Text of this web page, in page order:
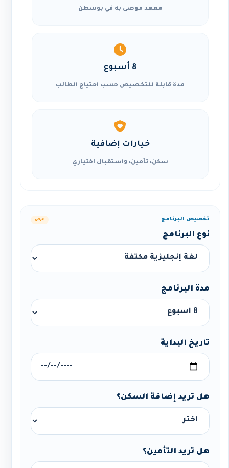
معهد موصى به في بوسطن
8 أسبوع
مدة قابلة للتخصيص حسب احتياج الطالب
خيارات إضافية
سكن، تأمين، واستقبال اختياري
تخصيص البرنامج عرض
نوع البرنامج
مدة البرنامج
تاريخ البداية
هل تريد إضافة السكن؟
هل تريد التأمين؟